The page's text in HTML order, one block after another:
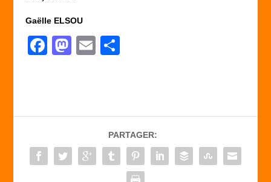
Gaëlle ELSOU
F
b
o
o
M
d
o
n
E
er
PARTAGER: